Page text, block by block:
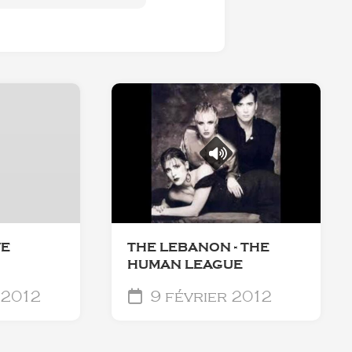
THE LEBANON - THE
HUMAN LEAGUE
9 février 2012